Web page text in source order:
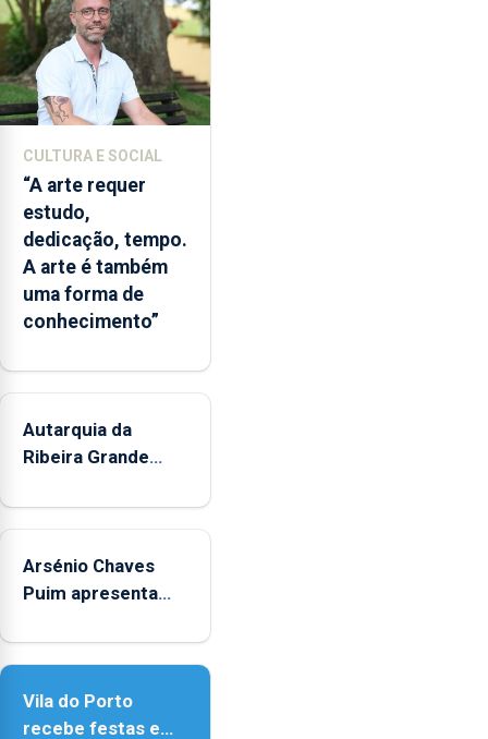
abertura
dos
museus
e
núcleos
integrados
na
Rede
Municipal
de
Museus
aos
durante
mês
de
entre
14h00
e
18h00.
CULTURA E SOCIAL
“A arte requer
estudo,
dedicação, tempo.
A arte é também
uma forma de
conhecimento”
Autarquia da
Ribeira Grande
"Museus no Verão"
Arsénio Chaves
Puim apresenta
de Vila do Porto
Vila do Porto
recebe festas em